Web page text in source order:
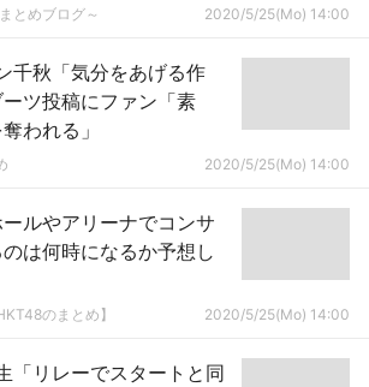
とめブログ～ 2020/5/25(Mo) 14:00
千秋「気分をあげる作
ツ投稿にファン「素
われる」
2020/5/25(Mo) 14:00
ルやアリーナでコンサ
は何時になるか予想し
のまとめ】 2020/5/25(Mo) 14:00
「リレーでスタートと同